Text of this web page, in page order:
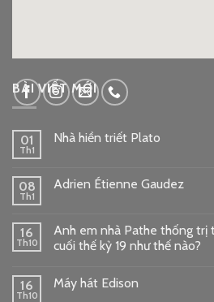
BÀI VIẾT MỚI
01
Th1
Nhà hiền triết Plato
08
Th1
Adrien Étienne Gaudez
16
Th10
Anh em nhà Pathe thống trị
cuối thế kỷ 19 như thế nào?
16
Th10
Máy hát Edison